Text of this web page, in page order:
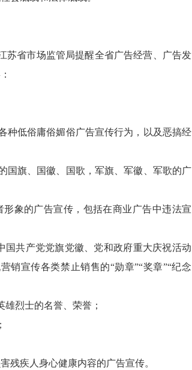
省市场监管局提醒全省广告经营、广告发
低俗庸俗媚俗广告宣传行为，以及恶搞经
旗、国徽、国歌，军旗、军徽、军歌的广
象的广告宣传，包括在商业广告中违法宣
共产党党旗党徽、党和政府重大庆祝活动
销宣传各类禁止销售的“勋章”“奖章”“纪念
烈士的名誉、荣誉；
疾人身心健康内容的广告宣传。